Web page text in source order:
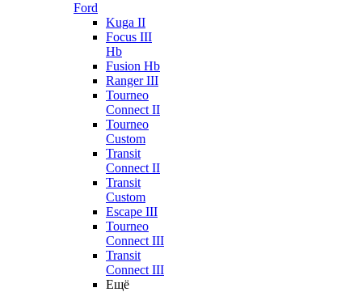
Ford
Kuga II
Focus III
Hb
Fusion Hb
Ranger III
Tourneo
Connect II
Tourneo
Custom
Transit
Connect II
Transit
Custom
Escape III
Tourneo
Connect III
Transit
Connect III
Ещё